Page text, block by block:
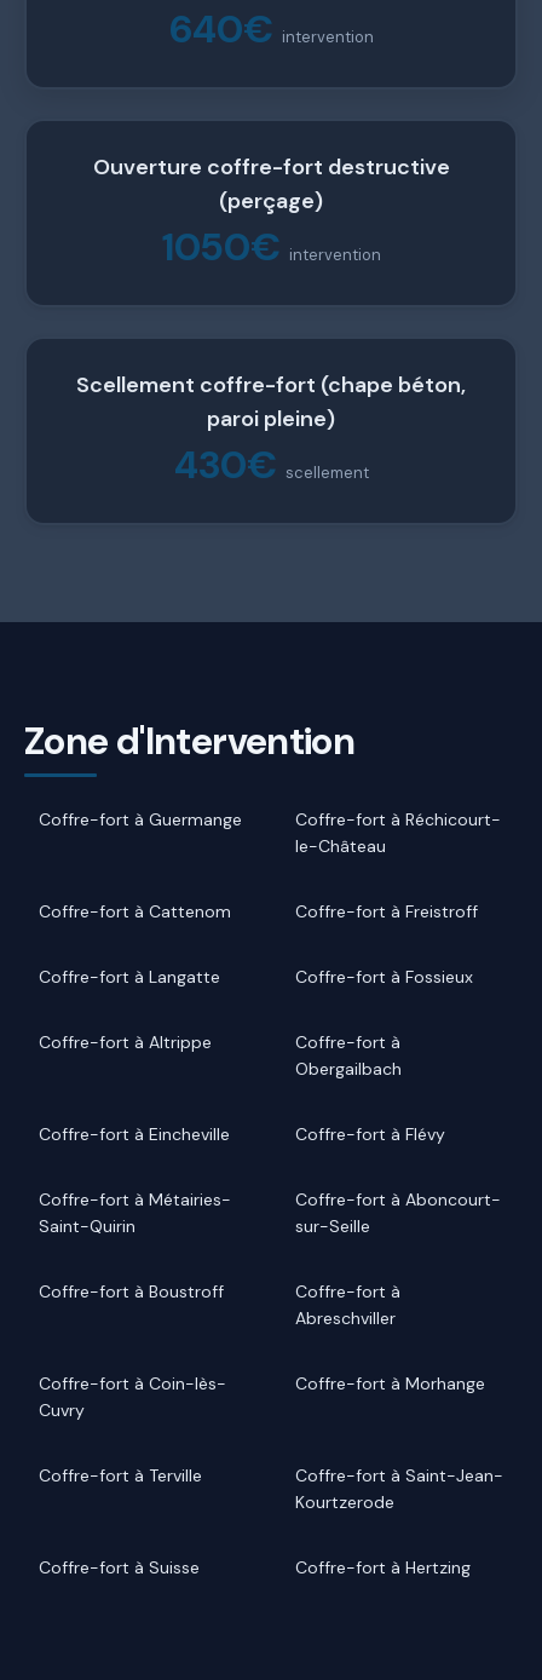
640€ intervention
Ouverture coffre-fort destructive
(perçage)
1050€ intervention
Scellement coffre-fort (chape béton,
paroi pleine)
430€ scellement
Zone d'Intervention
Coffre-fort à Guermange
Coffre-fort à Réchicourt-
le-Château
Coffre-fort à Cattenom Coffre-fort à Freistroff
Coffre-fort à Langatte Coffre-fort à Fossieux
Coffre-fort à Altrippe
Coffre-fort à
Obergailbach
Coffre-fort à Eincheville Coffre-fort à Flévy
Coffre-fort à Métairies-
Saint-Quirin
Coffre-fort à Aboncourt-
sur-Seille
Coffre-fort à Boustroff
Coffre-fort à
Abreschviller
Coffre-fort à Coin-lès-
Cuvry
Coffre-fort à Morhange
Coffre-fort à Terville
Coffre-fort à Saint-Jean-
Kourtzerode
Coffre-fort à Suisse Coffre-fort à Hertzing